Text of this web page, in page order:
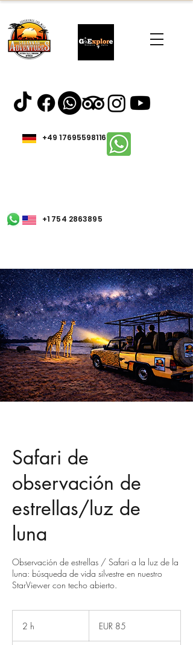
+49 17695598116
+1 754 2863895
Safari de
observación de
estrellas/luz de
luna
Observación de estrellas / Safari a la luz de la
luna: búsqueda de vida silvestre en nuestro
StarViewer con techo abierto.
2 h EUR 85